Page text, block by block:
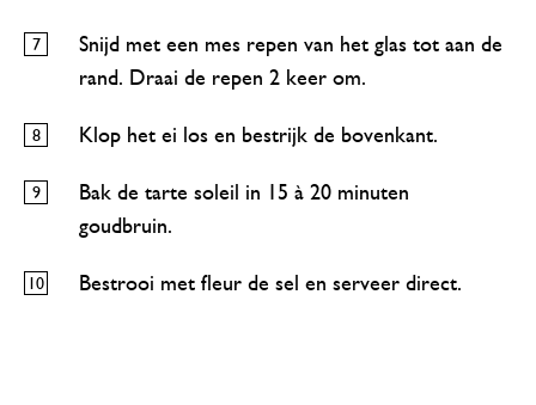
Snijd met een mes repen van het glas tot aan de
rand. Draai de repen 2 keer om.
Klop het ei los en bestrijk de bovenkant.
Bak de tarte soleil in 15 à 20 minuten
goudbruin.
Bestrooi met fleur de sel en serveer direct.